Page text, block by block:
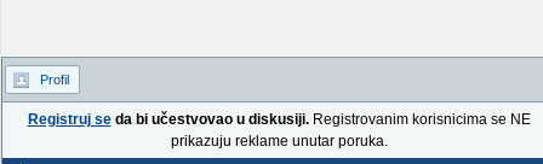
Profil
Registruj seda bi učestvovao u diskusiji.Registrovanim korisnicima se NE
prikazuju reklame unutar poruka.